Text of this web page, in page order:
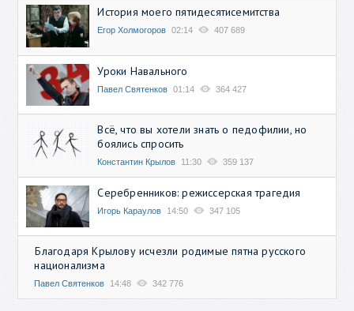
История моего пятидесятисемитства
Егор Холмогоров 02:14 407 689
Уроки Навального
Павел Святенков 01:14 364 427
Всё, что вы хотели знать о педофилии, но
боялись спросить
Константин Крылов 11:30 359 137
Серебренников: режиссерская трагедия
Игорь Караулов 14:50 347 105
Благодаря Крылову исчезли родимые пятна русского
национализма
Павел Святенков 14:48 342 776